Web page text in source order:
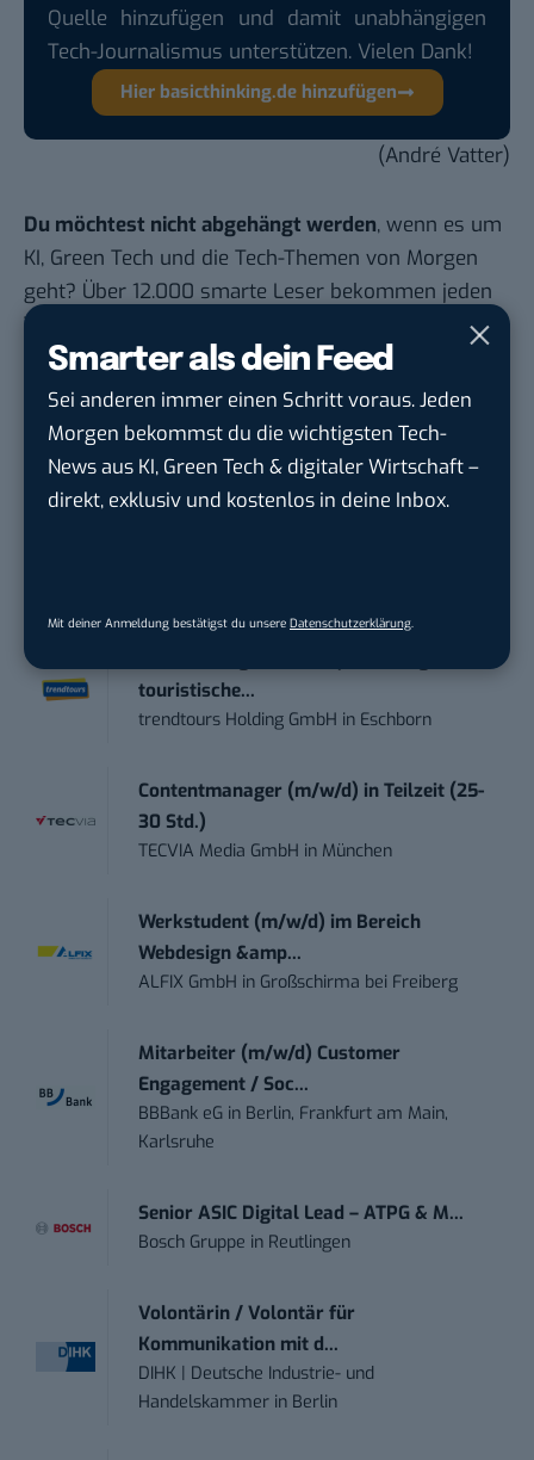
Smarter als dein Feed
Sei anderen immer einen Schritt voraus. Jeden
Morgen bekommst du die wichtigsten Tech-
News aus KI, Green Tech & digitaler Wirtschaft –
direkt, exklusiv und kostenlos in deine Inbox.
Mit deiner Anmeldung bestätigst du unsere Datenschutzerklärung
Quelle hinzufügen und damit unabhängigen
Tech-Journalismus unterstützen. Vielen Dank!
Hier basicthinking.de hinzufügen
(André Vatter)
Du möchtest nicht abgehängt werden, wenn es um
KI, Green Tech und die Tech-Themen von Morgen
geht? Über 12.000 smarte Leser bekommen jeden
Tag UPDATE, unser Tech-Briefing mit den
wichtigsten News des Tages – und sichern sich
damit ihren Vorsprung.Hier kannst du dich
kostenlos anmelden.
STELLENANZEIGEN
touristische...
trendtours Holding GmbH in Eschborn
Contentmanager (m/w/d) in Teilzeit (25-
30 Std.)
TECVIA Media GmbH in München
Werkstudent (m/w/d) im Bereich
Webdesign &amp...
ALFIX GmbH in Großschirma bei Freiberg
Mitarbeiter (m/w/d) Customer
Engagement / Soc...
BBBank eG in Berlin, Frankfurt am Main,
Karlsruhe
Senior ASIC Digital Lead – ATPG & M...
Bosch Gruppe in Reutlingen
Volontärin / Volontär für
Kommunikation mit d...
DIHK | Deutsche Industrie- und
Handelskammer in Berlin